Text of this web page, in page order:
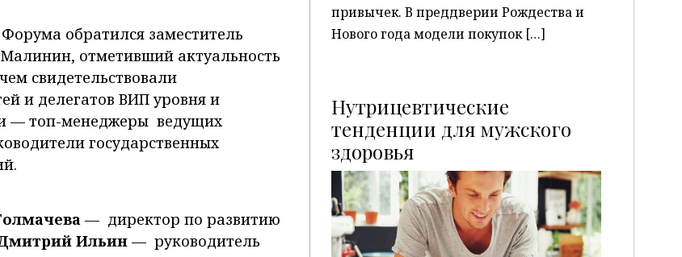
обратился заместитель
отметивший актуальность
свидетельствовали
и делегатов ВИП уровня и
— топ-менеджеры ведущих
государственных
— директор по развитию
Ильин — руководитель
привычек. В преддверии Рождества и
Нового года модели покупок […]
Нутрицевтические
тенденции для мужского
здоровья